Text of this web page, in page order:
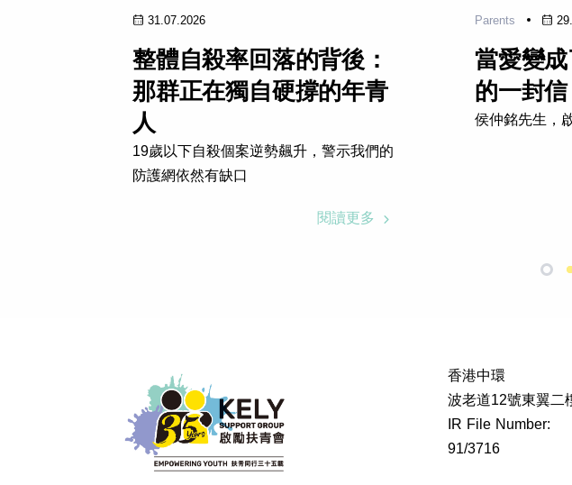
31.07.2026
整體自殺率回落的背後：
那群正在獨自硬撐的年青
人
19歲以下自殺個案逆勢飆升，警示我們的
防護網依然有缺口
閱讀更多
Parents
當愛變
的一封信
侯仲銘先生，
香港中環
波老道12號東翼二
IR File Number:
91/3716